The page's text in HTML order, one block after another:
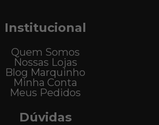
Institucional
Quem Somos
Nossas Lojas
Blog Marquinho
Minha Conta
Meus Pedidos
Dúvidas